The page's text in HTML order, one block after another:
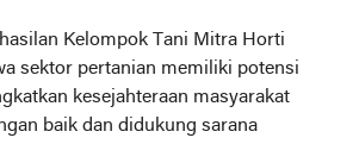
Kelompok Tani Mitra Horti
sektor pertanian memiliki potensi
kesejahteraan masyarakat
baik dan didukung sarana